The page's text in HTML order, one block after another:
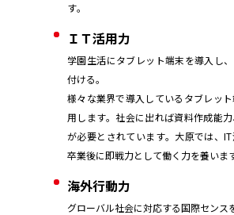
す。
ＩＴ活用力
学園生活にタブレット端末を導入し
付ける。
様々な業界で導入しているタブレッ
用します。社会に出れば資料作成能
が必要とされています。大原では、IT
卒業後に即戦力として働く力を養いま
海外行動力
グローバル社会に対応する国際センス